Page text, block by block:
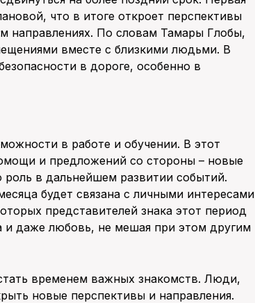
что в итоге откроет перспективы
направлениях. По словам Тамары Глобы,
вместе с близкими людьми. В
в дороге, особенно в
в работе и обучении. В этот
и предложений со стороны – новые
в дальнейшем развитии событий.
будет связана с личными интересами
представителей знака этот период
и даже любовь, не мешая при этом другим
временем важных знакомств. Люди,
новые перспективы и направления.